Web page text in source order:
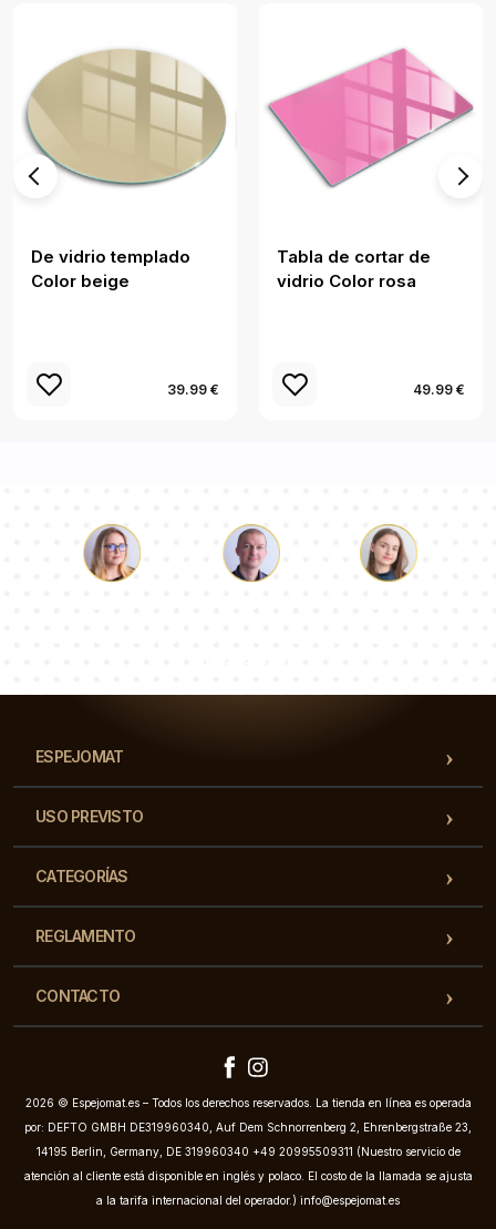
De vidrio templado
Color beige
39.99 €
Tabla de cortar de
vidrio Color rosa
49.99 €
ESPEJOMAT
USO PREVISTO
CATEGORÍAS
REGLAMENTO
CONTACTO
2026 © Espejomat.es – Todos los derechos reservados. La tienda en línea es operada
por: DEFTO GMBH DE319960340, Auf Dem Schnorrenberg 2, Ehrenbergstraße 23,
14195 Berlin, Germany, DE 319960340 +49 20995509311 (Nuestro servicio de
atención al cliente está disponible en inglés y polaco. El costo de la llamada se ajusta
a la tarifa internacional del operador.) info@espejomat.es